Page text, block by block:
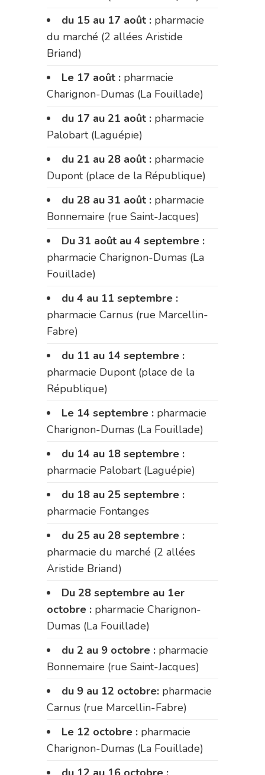
du 15 au 17 août : pharmacie
du marché (2 allées Aristide
Briand)
Le 17 août : pharmacie
Charignon-Dumas (La Fouillade)
du 17 au 21 août : pharmacie
Palobart (Laguépie)
du 21 au 28 août : pharmacie
Dupont (place de la République)
du 28 au 31 août : pharmacie
Bonnemaire (rue Saint-Jacques)
Du 31 août au 4 septembre :
pharmacie Charignon-Dumas (La
Fouillade)
du 4 au 11 septembre :
pharmacie Carnus (rue Marcellin-
Fabre)
du 11 au 14 septembre :
pharmacie Dupont (place de la
République)
Le 14 septembre : pharmacie
Charignon-Dumas (La Fouillade)
du 14 au 18 septembre :
pharmacie Palobart (Laguépie)
du 18 au 25 septembre :
pharmacie Fontanges
du 25 au 28 septembre :
pharmacie du marché (2 allées
Aristide Briand)
Du 28 septembre au 1er
octobre : pharmacie Charignon-
Dumas (La Fouillade)
du 2 au 9 octobre : pharmacie
Bonnemaire (rue Saint-Jacques)
du 9 au 12 octobre: pharmacie
Carnus (rue Marcellin-Fabre)
Le 12 octobre : pharmacie
Charignon-Dumas (La Fouillade)